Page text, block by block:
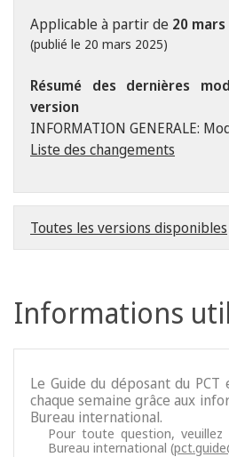
Applicable à partir de 20 mars
(publié le 20 mars 2025)
Résumé des dernières
version
INFORMATION GENERALE:
Liste des changements
Toutes les versions disponibles
Informations
Le Guide du déposant du
chaque semaine grâce aux
Bureau international.
Pour toute question,
Bureau international (